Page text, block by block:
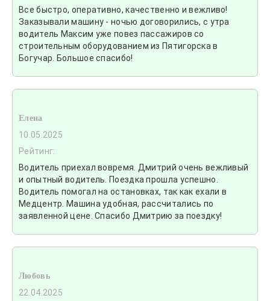
Все быстро, оперативно, качественно и вежливо!
Заказывали машину - ночью договорились, с утра
водитель Максим уже повез пассажиров со
строительным оборудованием из Пятигорска в
Богучар. Большое спасибо!
Елена
10.05.2025
Рейтинг:
Водитель приехал вовремя. Дмитрий очень вежливый
и опытный водитель. Поездка прошла успешно.
Водитель помогал на остановках, так как ехали в
Медцентр. Машина удобная, рассчитались по
заявленной цене. Спасибо Дмитрию за поездку!
Любовь
22.04.2025